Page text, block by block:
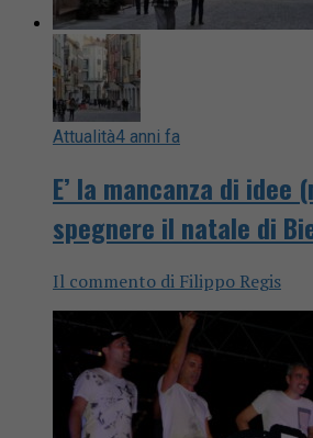
Attualità4 anni fa
E’ la mancanza di idee
spegnere il natale di
Il commento di Filippo Regis